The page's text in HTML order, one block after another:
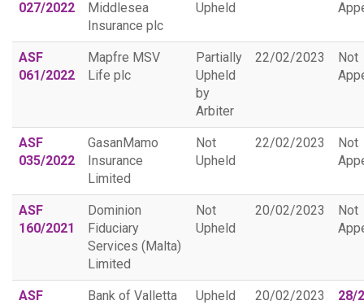
027/2022
Middlesea
Insurance plc
Upheld
ASF
061/2022
Mapfre MSV
Life plc
Partially
Upheld
by
Arbiter
22/02/2023
Not
ASF
035/2022
GasanMamo
Insurance
Limited
Not
Upheld
22/02/2023
Not
ASF
160/2021
Dominion
Fiduciary
Services (Malta)
Limited
Not
Upheld
20/02/2023
Not
ASF
Bank of Valletta
Upheld
20/02/2023 28/